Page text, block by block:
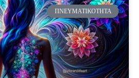
ΠΝΕΥΜΑΤΙΚΌΤΗΤΑ